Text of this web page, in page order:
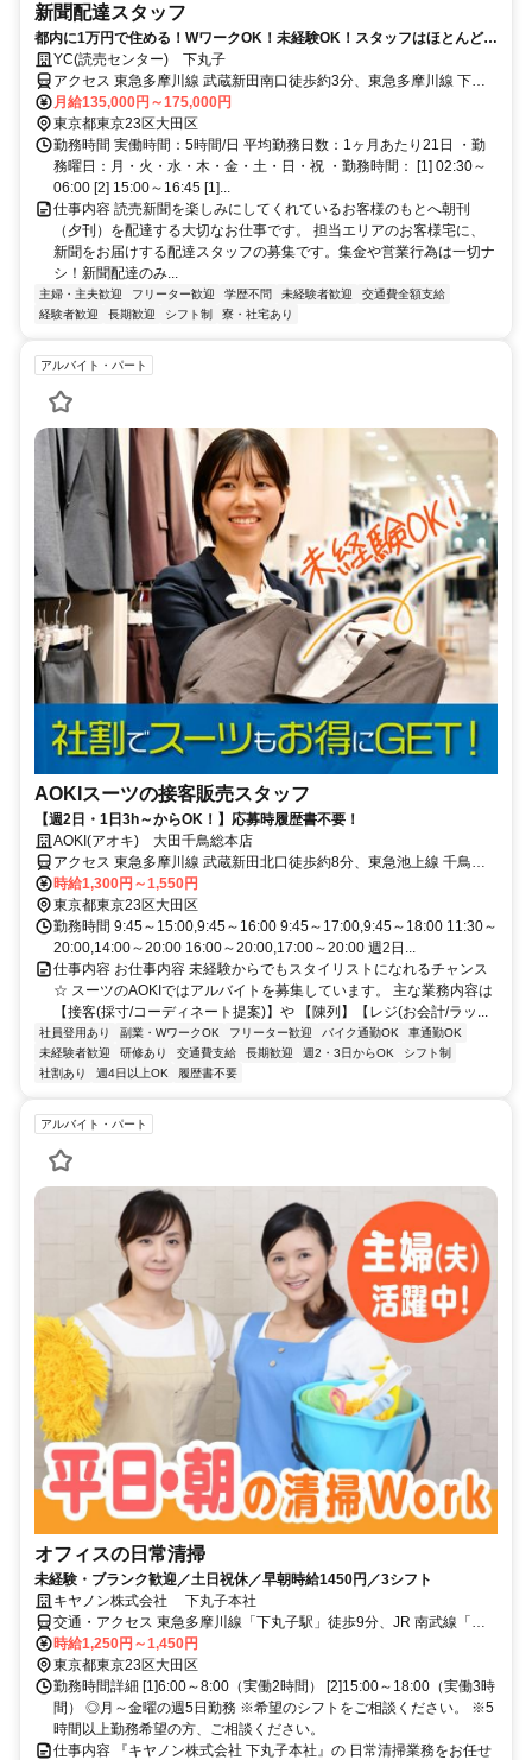
新聞配達スタッフ
都内に1万円で住める！WワークOK！未経験OK！スタッフはほとんどが
20代。終電終わりにもう一稼ぎ♪
YC(読売センター) 下丸子
アクセス 東急多摩川線 武蔵新田南口徒歩約3分、東急多摩川線 下丸
子北口徒歩約12分、東急池上線 池上南口徒歩約19分
月給135,000円～175,000円
東京都東京23区大田区
勤務時間 実働時間：5時間/日 平均勤務日数：1ヶ月あたり21日 ・勤
務曜日：月・火・水・木・金・土・日・祝 ・勤務時間： [1] 02:30～
06:00 [2] 15:00～16:45 [1]...
仕事内容 読売新聞を楽しみにしてくれているお客様のもとへ朝刊
（夕刊）を配達する大切なお仕事です。 担当エリアのお客様宅に、
新聞をお届けする配達スタッフの募集です。集金や営業行為は一切ナ
シ！新聞配達のみ...
主婦・主夫歓迎 フリーター歓迎 学歴不問 未経験者歓迎
交通費全額支給
経験者歓迎
長期歓迎 シフト制 寮・社宅あり
アルバイト・パート
AOKIスーツの接客販売スタッフ
【週2日・1日3h～からOK！】応募時履歴書不要！
AOKI(アオキ) 大田千鳥総本店
アクセス 東急多摩川線 武蔵新田北口徒歩約8分、東急池上線 千鳥町
出入口1徒歩約8分、東急池上線 池上南口徒歩約9分 東急池上線「千
鳥町駅」より徒歩6分
時給1,300円～1,550円
東京都東京23区大田区
勤務時間 9:45～15:00,9:45～16:00 9:45～17:00,9:45～18:00 11:30～
20:00,14:00～20:00 16:00～20:00,17:00～20:00 週2日...
仕事内容 お仕事内容 未経験からでもスタイリストになれるチャンス
☆ スーツのAOKIではアルバイトを募集しています。 主な業務内容は
【接客(採寸/コーディネート提案)】や 【陳列】【レジ(お会計/ラッ...
社員登用あり 副業・WワークOK フリーター歓迎 バイク通勤OK
車通勤OK
未経験者歓迎
研修あり 交通費支給 長期歓迎 週2・3日からOK
シフト制
社割あり
週4日以上OK 履歴書不要
アルバイト・パート
オフィスの日常清掃
未経験・ブランク歓迎／土日祝休／早朝時給1450円／3シフト
キヤノン株式会社 下丸子本社
交通・アクセス 東急多摩川線「下丸子駅」徒歩9分、JR 南武線「平
間駅」徒歩15分
時給1,250円～1,450円
東京都東京23区大田区
勤務時間詳細 [1]6:00～8:00（実働2時間） [2]15:00～18:00（実働3時
間） ◎月～金曜の週5日勤務 ※希望のシフトをご相談ください。 ※5
時間以上勤務希望の方、ご相談ください。
仕事内容 『キヤノン株式会社 下丸子本社』の 日常清掃業務をお任せ